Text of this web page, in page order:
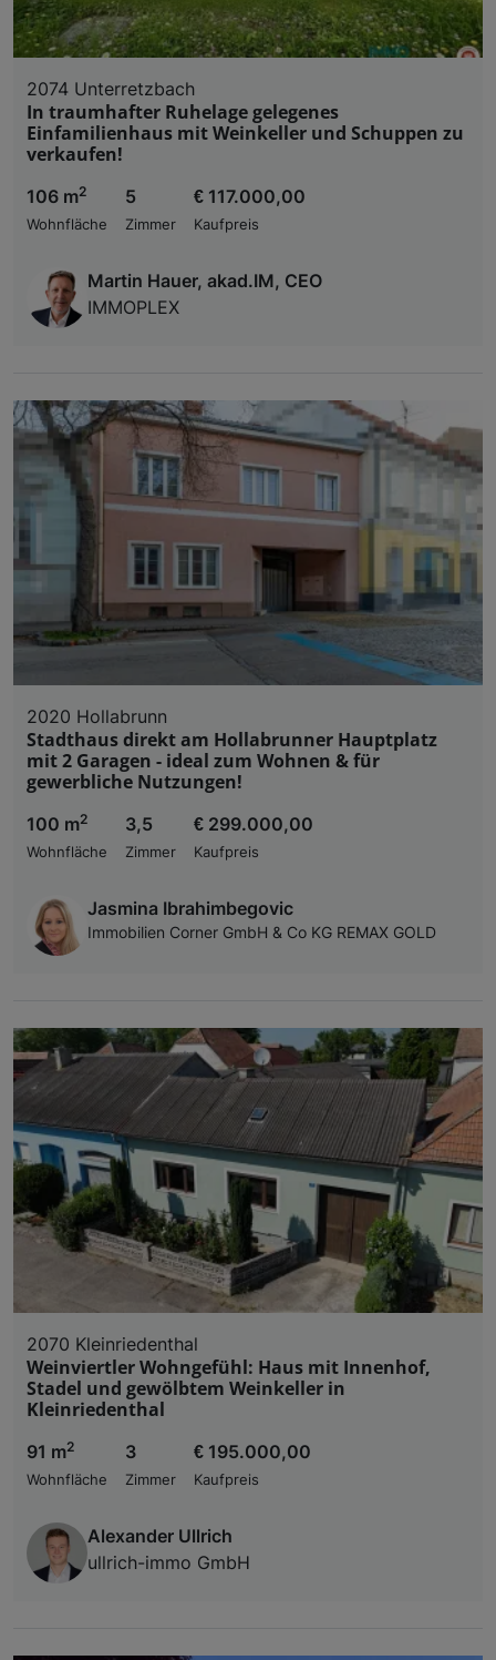
2074 Unterretzbach
In traumhafter Ruhelage gelegenes
Einfamilienhaus mit Weinkeller und Schuppen zu
verkaufen!
106 m2
Wohnfläche
5
Zimmer
€ 117.000,00
Kaufpreis
Martin Hauer, akad.IM, CEO
IMMOPLEX
2020 Hollabrunn
Stadthaus direkt am Hollabrunner Hauptplatz
mit 2 Garagen - ideal zum Wohnen & für
gewerbliche Nutzungen!
100 m2
Wohnfläche
3,5
Zimmer
€ 299.000,00
Kaufpreis
Jasmina Ibrahimbegovic
Immobilien Corner GmbH & Co KG REMAX GOLD
2070 Kleinriedenthal
Weinviertler Wohngefühl: Haus mit Innenhof,
Stadel und gewölbtem Weinkeller in
Kleinriedenthal
91 m2
Wohnfläche
3
Zimmer
€ 195.000,00
Kaufpreis
Alexander Ullrich
ullrich-immo GmbH